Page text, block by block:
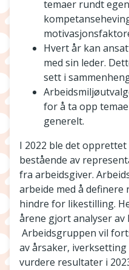
temaer rundt
Hvert år kan
med sin leder.
sett i
for å ta opp
generelt.
I 2022 ble det
bestående av
fra arbeidsgiver.
arbeide med å
hindre for likestilling.
årene gjort analyser av
Arbeidsgruppen vil
av årsaker,
vurdere resultater i